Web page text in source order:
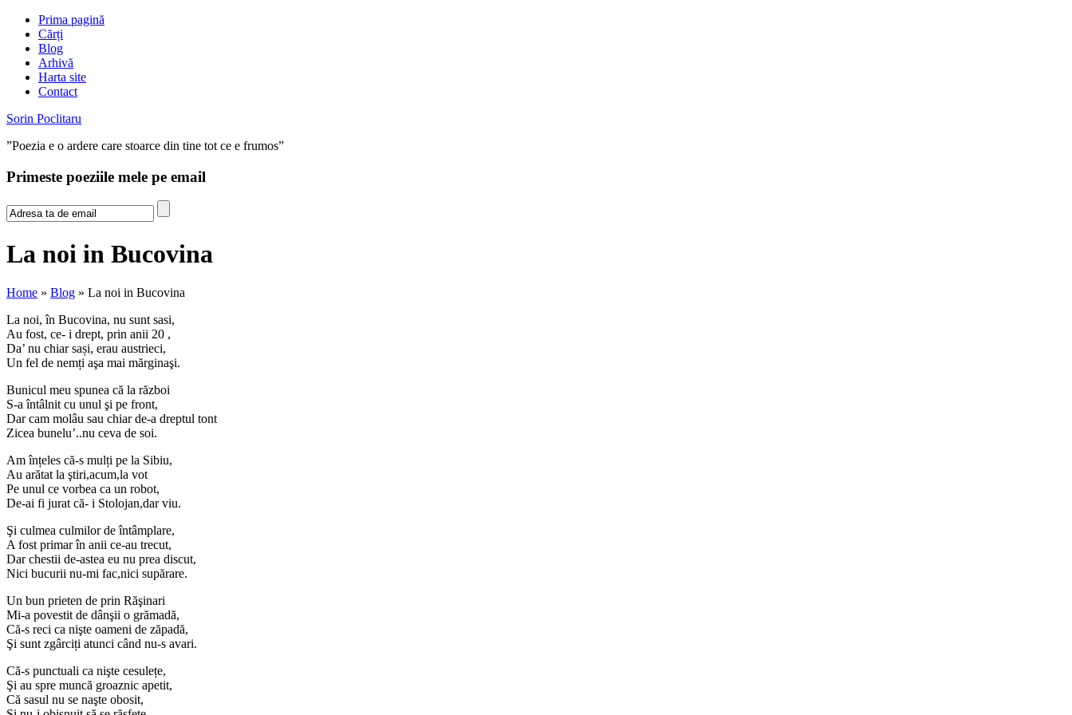
Prima pagină
Cărți
Blog
Arhivă
Harta site
Contact
Sorin Poclitaru
”Poezia e o ardere care stoarce din tine tot ce e frumos”
Primeste poeziile mele pe email
La noi in Bucovina
Home » Blog » La noi in Bucovina
La noi, în Bucovina, nu sunt sasi,
Au fost, ce- i drept, prin anii 20 ,
Da’ nu chiar sași, erau austrieci,
Un fel de nemți aşa mai mărginaşi.
Bunicul meu spunea că la război
S-a întâlnit cu unul şi pe front,
Dar cam molâu sau chiar de-a dreptul tont
Zicea bunelu’..nu ceva de soi.
Am înțeles că-s mulți pe la Sibiu,
Au arătat la ştiri,acum,la vot
Pe unul ce vorbea ca un robot,
De-ai fi jurat că- i Stolojan,dar viu.
Şi culmea culmilor de întâmplare,
A fost primar în anii ce-au trecut,
Dar chestii de-astea eu nu prea discut,
Nici bucurii nu-mi fac,nici supărare.
Un bun prieten de prin Răşinari
Mi-a povestit de dânşii o grămadă,
Că-s reci ca nişte oameni de zăpadă,
Şi sunt zgârciți atunci când nu-s avari.
Că-s punctuali ca nişte cesulețe,
Şi au spre muncă groaznic apetit,
Că sasul nu se naşte obosit,